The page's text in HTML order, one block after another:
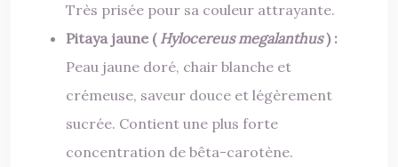
Très prisée pour sa couleur attrayante.
Pitaya jaune ( Hylocereus megalanthus) :
Peau jaune doré, chair blanche et
crémeuse, saveur douce et légèrement
sucrée. Contient une plus forte
concentration de bêta-carotène.